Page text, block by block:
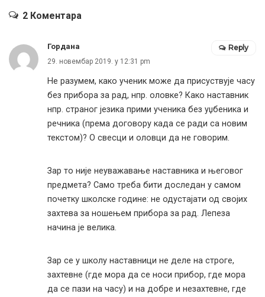
2 Коментара
Гордана
29. новембар 2019. у 12:31 pm
Не разумем, како ученик може да присуствује часу
без прибора за рад, нпр. оловке? Како наставник
нпр. страног језика прими ученика без уџбеника и
речника (према договору када се ради са новим
текстом)? О свесци и оловци да не говорим.
Зар то није неуважавање наставника и његовог
предмета? Само треба бити доследан у самом
почетку школске године: не одустајати од својих
захтева за ношењем прибора за рад. Лепеза
начина је велика.
Зар се у школу наставници не деле на строге,
захтевне (где мора да се носи прибор, где мора
да се пази на часу) и на добре и незахтевне, где
Reply